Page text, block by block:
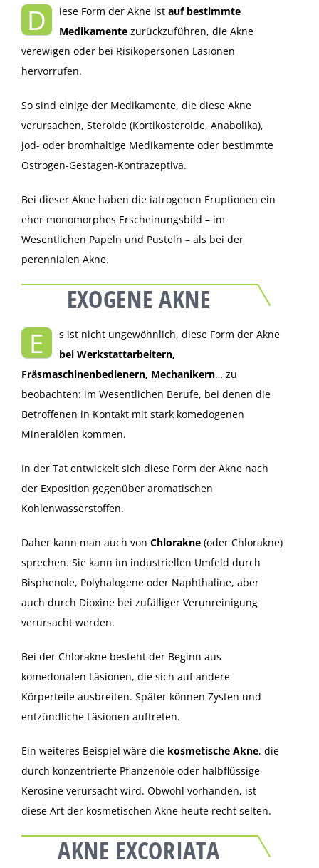
D iese Form der Akne ist auf bestimmte
Medikamente zurückzuführen, die Akne
verewigen oder bei Risikopersonen Läsionen
hervorrufen.
So sind einige der Medikamente, die diese Akne
verursachen, Steroide (Kortikosteroide, Anabolika),
jod- oder bromhaltige Medikamente oder bestimmte
Östrogen-Gestagen-Kontrazeptiva.
Bei dieser Akne haben die iatrogenen Eruptionen ein
eher monomorphes Erscheinungsbild – im
Wesentlichen Papeln und Pusteln – als bei der
perennialen Akne.
EXOGENE AKNE
E
s ist nicht ungewöhnlich, diese Form der Akne
bei Werkstattarbeitern,
Fräsmaschinenbedienern, Mechanikern… zu
beobachten: im Wesentlichen Berufe, bei denen die
Betroffenen in Kontakt mit stark komedogenen
Mineralölen kommen.
In der Tat entwickelt sich diese Form der Akne nach
der Exposition gegenüber aromatischen
Kohlenwasserstoffen.
Daher kann man auch von Chlorakne (oder Chlorakne)
sprechen. Sie kann im industriellen Umfeld durch
Bisphenole, Polyhalogene oder Naphthaline, aber
auch durch Dioxine bei zufälliger Verunreinigung
verursacht werden.
Bei der Chlorakne besteht der Beginn aus
komedonalen Läsionen, die sich auf andere
Körperteile ausbreiten. Später können Zysten und
entzündliche Läsionen auftreten.
Ein weiteres Beispiel wäre die kosmetische Akne, die
durch konzentrierte Pflanzenöle oder halbflüssige
Kerosine verursacht wird. Obwohl vorhanden, ist
diese Art der kosmetischen Akne heute recht selten.
AKNE EXCORIATA